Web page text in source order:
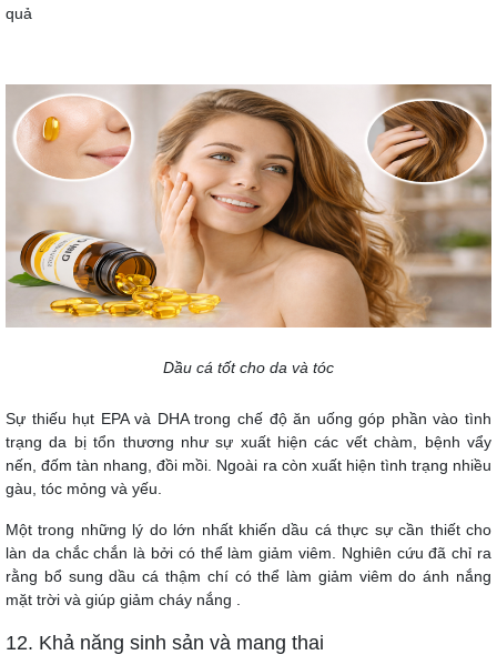
quả
Dầu cá tốt cho da và tóc
Sự thiếu hụt EPA và DHA trong chế độ ăn uống góp phần vào tình
trạng da bị tổn thương như sự xuất hiện các vết chàm, bệnh vẩy
nến, đốm tàn nhang, đồi mồi. Ngoài ra còn xuất hiện tình trạng nhiều
gàu, tóc mỏng và yếu.
Một trong những lý do lớn nhất khiến dầu cá thực sự cần thiết cho
làn da chắc chắn là bởi có thể làm giảm viêm. Nghiên cứu đã chỉ ra
rằng bổ sung dầu cá thậm chí có thể làm giảm viêm do ánh nắng
mặt trời và giúp giảm cháy nắng .
12. Khả năng sinh sản và mang thai